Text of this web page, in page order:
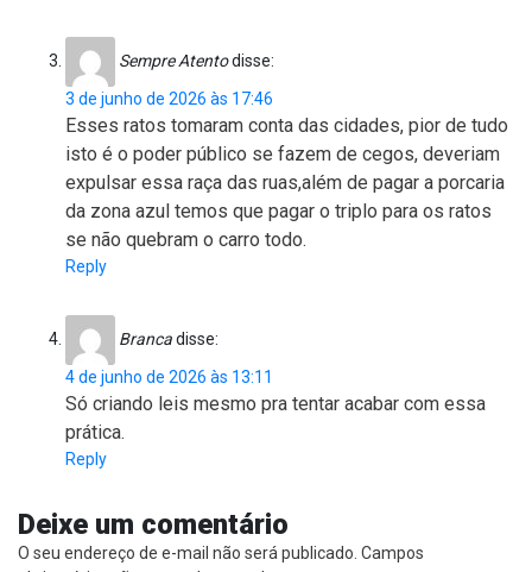
Sempre Atentodisse:
3 de junho de 2026 às 17:46
Esses ratos tomaram conta das cidades, pior de tudo
isto é o poder público se fazem de cegos, deveriam
expulsar essa raça das ruas,além de pagar a porcaria
da zona azul temos que pagar o triplo para os ratos
se não quebram o carro todo.
Reply
Brancadisse:
4 de junho de 2026 às 13:11
Só criando leis mesmo pra tentar acabar com essa
prática.
Reply
Deixe um comentário
O seu endereço de e-mail não será publicado. Campos